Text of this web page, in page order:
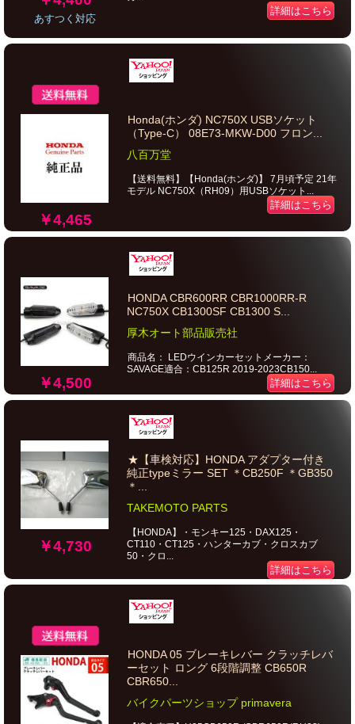
あすつく対応
詳細はこちら
￥4,465
Honda(ホンダ) NC750X USBソケット
（Type-C） 08E73-MKW-D00 フロン...
八百万堂
【送料無料】【Honda(ホンダ)】 7月頃予定 21年
モデル NC750X（RH09）用USBソケット...
詳細はこちら
￥4,500
HONDA CBR600RR CBR1000RR-R
NC750X CB1300SF CB1300 S...
厚木オート部品販売社
商品名： LEDウインカーセットメーカー：
SAVAGE適合：CB125R 2019-2023CB150...
詳細はこちら
￥4,730
★【車検対応】HONDA アダプター付き
純正typeミラー SET ＊CB250F ＊GB350
＊...
TAKEMOTO PARTS
【HONDA】・モンキー125・DAX125・
CT110・CT125・ハンターカブ・クロスカブ
50・クロ...
詳細はこちら
HONDA 05 ブレーキレバー クラッチレバ
ーセット ロング 6段階調整 CB650R
CBR650...
バイクパーツショップ primavera